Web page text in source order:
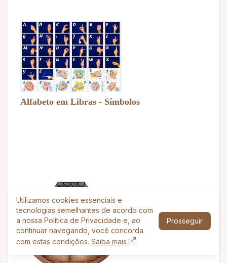
Alfabeto em Libras - Símbolos
Utilizamos cookies essenciais e
tecnologias semelhantes de acordo com
a nossa Política de Privacidade e, ao
continuar navegando, você concorda
com estas condições. Saiba mais
Prosseguir